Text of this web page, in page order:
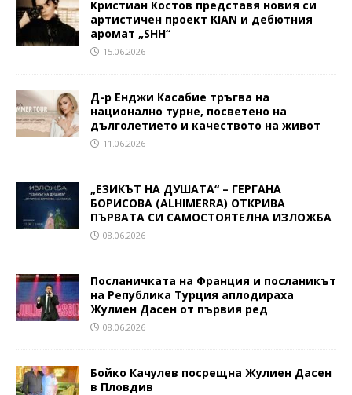
Кристиан Костов представя новия си
артистичен проект KIAN и дебютния
аромат „SHH“
15.06.2026
Д-р Енджи Касабие тръгва на
национално турне, посветено на
дълголетието и качеството на живот
11.06.2026
„ЕЗИКЪТ НА ДУШАТА“ – ГЕРГАНА
БОРИСОВА (ALHIMERRA) ОТКРИВА
ПЪРВАТА СИ САМОСТОЯТЕЛНА ИЗЛОЖБА
08.06.2026
Посланичката на Франция и посланикът
на Република Турция аплодираха
Жулиен Дасен от първия ред
08.06.2026
Бойко Качулев посрещна Жулиен Дасен
в Пловдив